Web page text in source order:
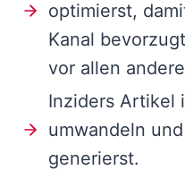
optimierst,
Kanal
vor allen
Inziders Artikel
umwandeln
generierst.